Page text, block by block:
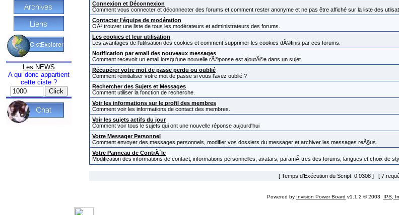
Les NEWS
A qui donc appartient
cette ciste ?
Connexion et Déconnexion
Comment vous connecter et déconnecter des forums et comment rester anonyme et ne pas être affiché sur la liste des
Contacter l'équipe de modération
OÃ¹ trouver une liste de tous les modérateurs et administrateurs des forums.
Les cookies et leur utilisation
Les avantages de l'utilisation des cookies et comment supprimer les cookies dÃ©finis par ces forums.
Notification par email des nouveaux messages
Comment recevoir un email lorsqu'une nouvelle rÃ©ponse est ajoutÃ©e dans un sujet.
Récupérer votre mot de passe perdu ou oublié
Comment réinitialiser votre mot de passe si vous l'avez oublié ?
Rechercher des Sujets et Messages
Comment utiliser la fonction de recherche.
Voir les informations sur le profil des membres
Comment voir les informations de contact des membres.
Voir les sujets actifs du jour
Comment voir tous le sujets qui ont une nouvelle réponse aujourd'hui
Votre Messager Personnel
Comment envoyer des messages personnels, modifier vos dossiers du messager et archiver les messages reÃ§us.
Votre Panneau de ContrÃ´le
Modification des informations de contact, informations personnelles, avatars, paramÃ¨tres des forums, langues et choix de
[ Temps d'Exécution du Script: 0.0308 ] [ 7
Powered by Invision Power Board v1.1.2 © 2003 IPS,